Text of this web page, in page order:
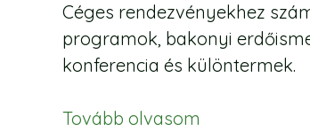
Céges rendezvényekhez
programok, bakonyi
konferencia és különtermek.
Tovább olvasom